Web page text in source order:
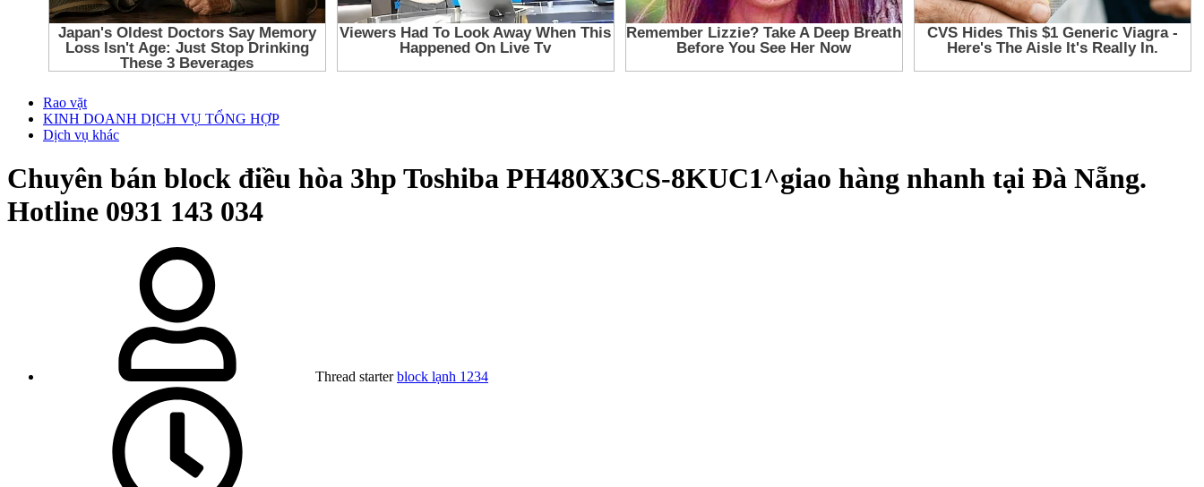
Rao vặt
KINH DOANH DỊCH VỤ TỔNG HỢP
Dịch vụ khác
Chuyên bán block điều hòa 3hp Toshiba PH480X3CS-8KUC1^giao hàng nhanh tại Đà Nẵng.
Hotline 0931 143 034
Thread starter block lạnh 1234